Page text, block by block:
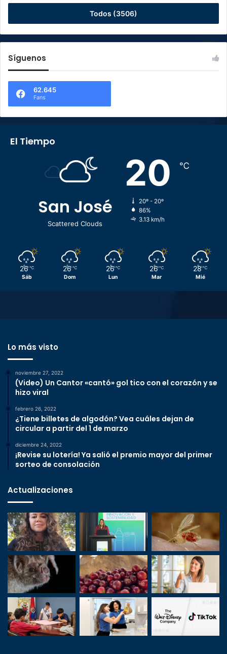
Todos (3506)
Síguenos
62.645
Fans
El Tiempo
San José
Scattered Clouds
20 ℃
20º - 20º
86%
3.13 km/h
26 ℃
Sáb
26 ℃
Dom
26 ℃
Lun
26 ℃
Mar
28 ℃
Mié
Lo más visto
noviembre 27, 2022
(Video) Un Cantor «cantó» gol tico con el corazón y se
hizo viral
febrero 26, 2022
¿Tiene billetes de algodón? Vea cuáles dejan de
circular a partir del 1 de marzo
diciembre 24, 2022
¡Revise su lotería! Ya salió el premio mayor del primer
sorteo de consolación
Actualizaciones